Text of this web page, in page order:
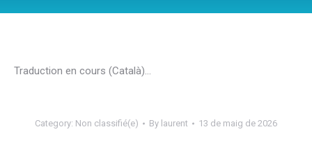
Traduction en cours (Català)…
Category: Non classifié(e) By laurent 13 de maig de 2026